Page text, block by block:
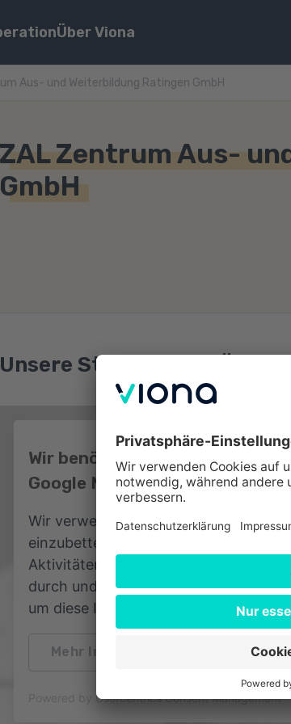
Über Viona
Aus- und Weiterbildung Ratingen GmbH
ZAL Zentrum Aus-
GmbH
Unsere Standorte im
Wir benötigen Ihre
Google Maps-Service zu laden!
Wir verwenden Google Maps, um
einzubetten. Dieser Service kann
Aktivitäten sammeln. Bitte lesen Sie
durch und stimmen Sie der Nutzung
um diese Inhalte anzuzeigen.
Mehr Informationen
Usercentrics Consent Management